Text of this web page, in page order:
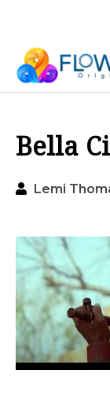
Bella
Lemi